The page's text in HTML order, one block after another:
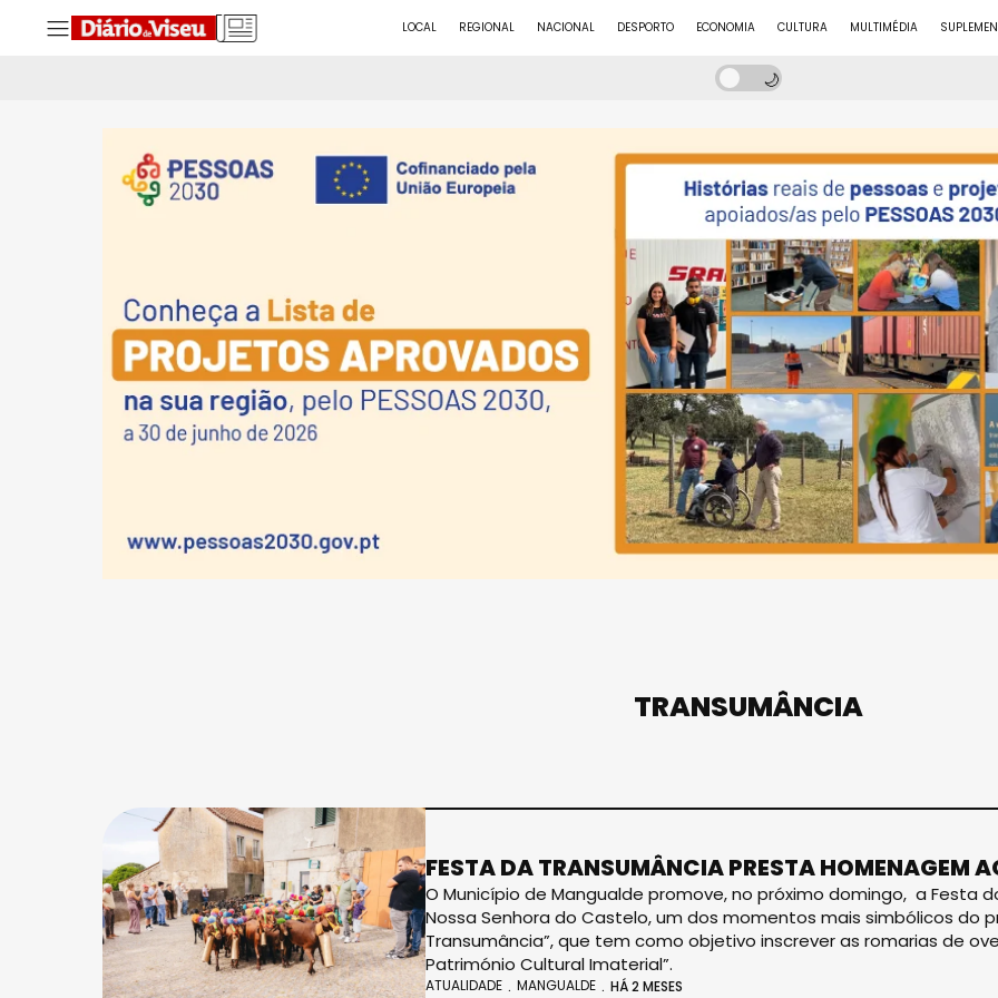
LOCAL REGIONAL NACIONAL DESPORTO ECONOMIA CULTURA MULTIMÉDIA
TRANSUMÂNCIA
FESTA DA TRANSUMÂNCIA PRESTA HOMENAGEM
O Município de Mangualde promove, no próxi­mo domingo, a Festa
Nossa Senhora do Castelo, um dos momentos mais simbólicos do
Transumância”, que tem como objetivo inscrever as romarias de
Património Cultural Imaterial”.
ATUALIDADE MANGUALDE HÁ 2 MESES